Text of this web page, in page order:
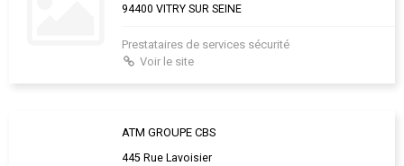
94400 VITRY SUR SEINE
Prestataires de services sécurité
Voir le site
ATM GROUPE CBS
445 Rue Lavoisier